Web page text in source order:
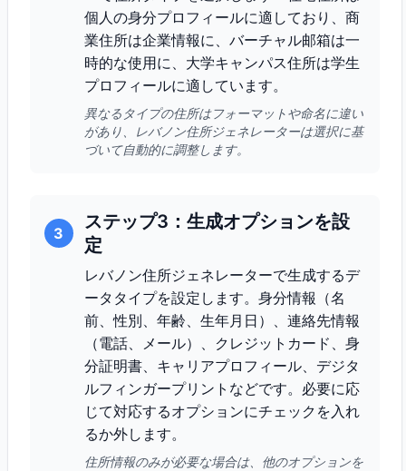
個人の身分プロフィールに適しており、商
業住所は企業情報に、バーチャル邮箱は一
時的な使用に、大学キャンパス住所は学生
プロフィールに適しています。
異なるタイプの住所はフォーマットや命名に違い
があり、レバノン住所ジェネレーターは選択に基
づいて自動的に調整します。
3
ステップ3：生成オプションを設
定
レバノン住所ジェネレーターで生成するデ
ータタイプを設定します。身分情報（名
前、性別、年齢、生年月日）、連絡先情報
（電話、メール）、クレジットカード、身
分証明書、キャリアプロフィール、デジタ
ルフィンガープリントなどです。必要に応
じて対応するオプションにチェックを入れ
るか外します。
住所情報のみが必要な場合は、他のオプションを